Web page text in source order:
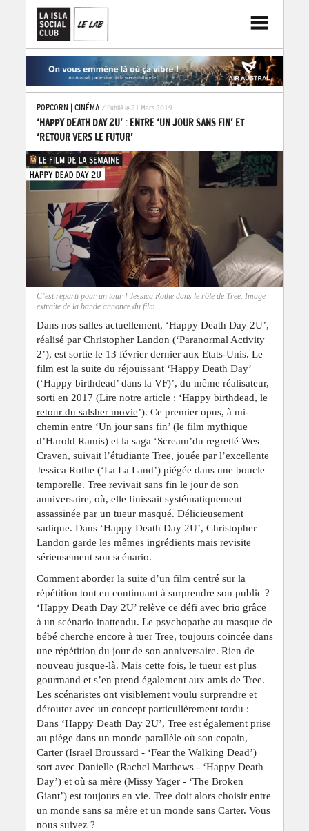
POPCORN CINÉMA / Publié le 21 Mars 2019
‘HAPPY DEATH DAY 2U’ : ENTRE ‘UN JOUR SANS FIN’ ET
‘RETOUR VERS LE FUTUR’
C’est reparti pour un tour ! Jessica Rothe dans le rôle de Tree. Image
extraite de la bande annonce du film
Dans nos salles actuellement, ‘Happy Death Day 2U’,
réalisé par Christopher Landon (‘Paranormal Activity
2’), est sortie le 13 février dernier aux Etats-Unis. Le
film est la suite du réjouissant ‘Happy Death Day’
(‘Happy birthdead’ dans la VF)’, du même réalisateur,
sorti en 2017 (Lire notre article : ‘Happy birthdead, le
retour du salsher movie’). Ce premier opus, à mi-
chemin entre ‘Un jour sans fin’ (le film mythique
d’Harold Ramis) et la saga ‘Scream’du regretté Wes
Craven, suivait l’étudiante Tree, jouée par l’excellente
Jessica Rothe (‘La La Land’) piégée dans une boucle
temporelle. Tree revivait sans fin le jour de son
anniversaire, où, elle finissait systématiquement
assassinée par un tueur masqué. Délicieusement
sadique. Dans ‘Happy Death Day 2U’, Christopher
Landon garde les mêmes ingrédients mais revisite
sérieusement son scénario.
Comment aborder la suite d’un film centré sur la
répétition tout en continuant à surprendre son public ?
‘Happy Death Day 2U’ relève ce défi avec brio grâce
à un scénario inattendu. Le psychopathe au masque de
bébé cherche encore à tuer Tree, toujours coincée dans
une répétition du jour de son anniversaire. Rien de
nouveau jusque-là. Mais cette fois, le tueur est plus
gourmand et s’en prend également aux amis de Tree.
Les scénaristes ont visiblement voulu surprendre et
dérouter avec un concept particulièrement tordu :
Dans ‘Happy Death Day 2U’, Tree est également prise
au piège dans un monde parallèle où son copain,
Carter (Israel Broussard - ‘Fear the Walking Dead’)
sort avec Danielle (Rachel Matthews - ‘Happy Death
Day’) et où sa mère (Missy Yager - ‘The Broken
Giant’) est toujours en vie. Tree doit alors choisir entre
un monde sans sa mère et un monde sans Carter. Vous
nous suivez ?